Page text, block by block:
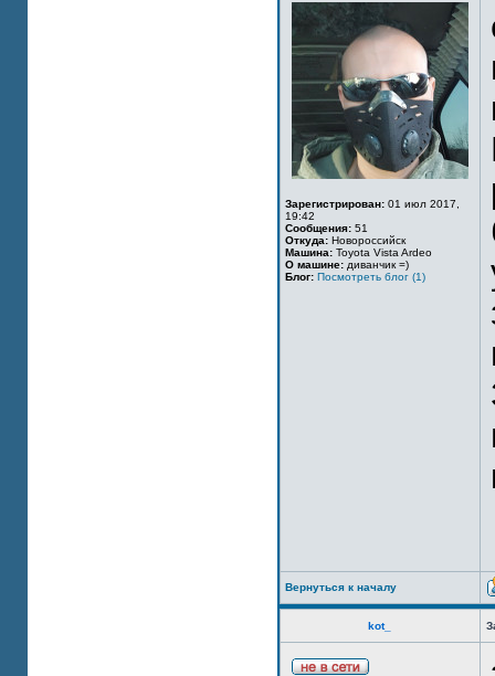
Зарегистрирован: 01 июл 2017,
19:42
Сообщения: 51
Откуда: Новороссийск
Машина: Toyota Vista Ardeo
О машине: диванчик =)
Блог: Посмотреть блог (1)
Вернуться к началу
kot_